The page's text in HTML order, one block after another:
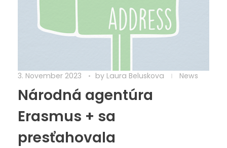
3. November 2023 by Laura Beluskova News
Národná agentúra
Erasmus + sa
presťahovala